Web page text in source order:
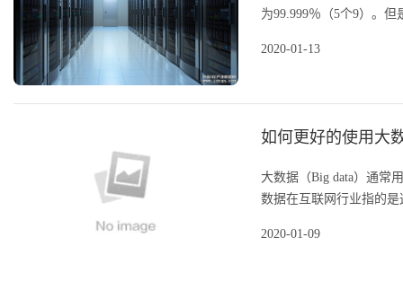
为99.999％（5个9）。
2020-01-13
如何更好的使用大
大数据（Big data）通常
数据在互联网行业指的
2020-01-09